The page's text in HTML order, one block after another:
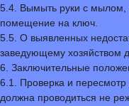
5.4. Вымыть руки с мылом,
помещение на ключ.
5.5. О выявленных
заведующему хозяйством
6. Заключительные
6.1. Проверка и пересмотр
должна проводиться не